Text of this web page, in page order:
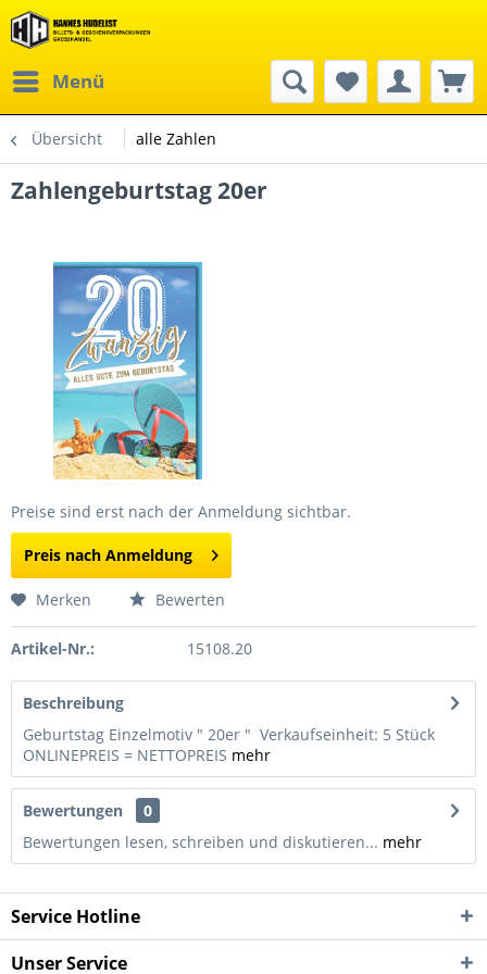
Menü
Übersicht alle Zahlen
Zahlengeburtstag 20er
Preise sind erst nach der Anmeldung sichtbar.
Preis nach Anmeldung
Merken Bewerten
Artikel-Nr.: 15108.20
Beschreibung
Geburtstag Einzelmotiv " 20er " Verkaufseinheit: 5 Stück
ONLINEPREIS = NETTOPREIS mehr
Bewertungen
0
Bewertungen lesen, schreiben und diskutieren... mehr
Service Hotline
Unser Service